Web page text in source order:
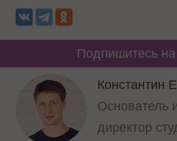
Подпишитесь
Константин
Основатель
директор